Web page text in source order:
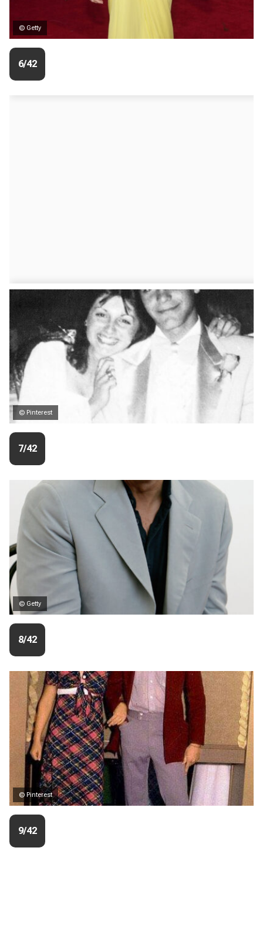
© Getty
6/42
© Pinterest
7/42
© Getty
8/42
© Pinterest
9/42